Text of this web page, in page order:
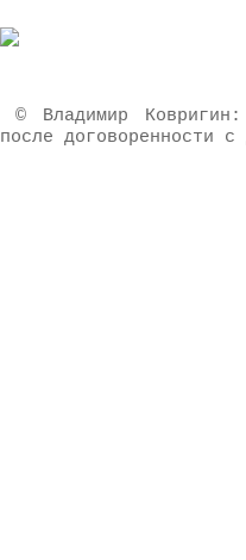
© Владимир Ковригин:
после договоренности с